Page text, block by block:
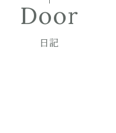
Door
日記